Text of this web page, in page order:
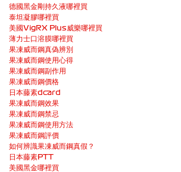
德國黑金剛持久液哪裡買
泰坦凝膠哪裡買
美國VigRX Plus威樂哪裡買
薄力士口溶膜哪裡買
果凍威而鋼真偽辨別
果凍威而鋼使用心得
果凍威而鋼副作用
果凍威而鋼價格
日本藤素dcard
果凍威而鋼效果
果凍威而鋼禁忌
果凍威而鋼使用方法
果凍威而鋼評價
如何辨識果凍威而鋼真假？
日本藤素PTT
美國黑金哪裡買